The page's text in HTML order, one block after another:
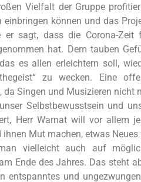
Vielfalt der Gruppe
können und das
er sagt, dass die Corona-Zeit
hat. Dem tauben
es allen erleichtern soll,
zu wecken. Eine
Singen und Musizieren nicht
Selbstbewusstsein und
Herr Warnat will vor allem
Mut machen, etwas Neues
vielleicht auch auf
Ende des Jahres. Das steht
entspanntes und